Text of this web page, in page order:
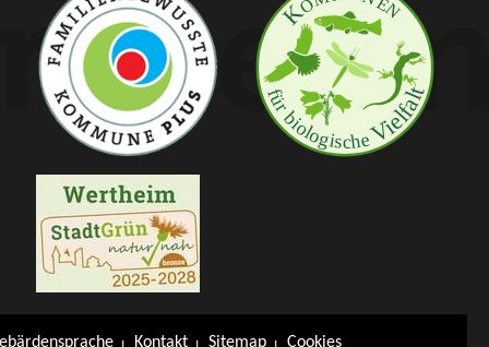
Kontakt Sitemap Cookies